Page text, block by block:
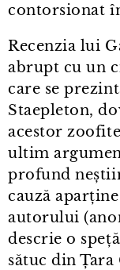
contorsionat
Recenzia lui
abrupt cu un
care se
Staepleton,
acestor
ultim
profund
cauză
autorului
descrie o
sătuc din